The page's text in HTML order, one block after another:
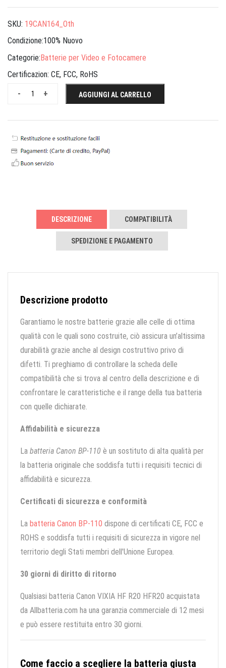
SKU: 19CAN164_Oth
Condizione:100% Nuovo
Categorie:Batterie per Video e Fotocamere
Certificazion: CE, FCC, RoHS
+
- AGGIUNGI AL CARRELLO
DESCRIZIONE COMPATIBILITÀ
SPEDIZIONE E PAGAMENTO
Descrizione prodotto
Garantiamo le nostre batterie grazie alle celle di ottima
qualità con le quali sono costruite, ciò assicura un’altissima
durabilità grazie anche al design costruttivo privo di
difetti. Ti preghiamo di controllare la scheda delle
compatibilità che si trova al centro della descrizione e di
confrontare le caratteristiche e il range della tua batteria
con quelle dichiarate.
Affidabilità e sicurezza
La batteria Canon BP-110 è un sostituto di alta qualità per
la batteria originale che soddisfa tutti i requisiti tecnici di
affidabilità e sicurezza.
Certificati di sicurezza e conformità
La batteria Canon BP-110 dispone di certificati CE, FCC e
ROHS e soddisfa tutti i requisiti di sicurezza in vigore nel
territorio degli Stati membri dell'Unione Europea.
30 giorni di diritto di ritorno
Qualsiasi batteria Canon VIXIA HF R20 HFR20 acquistata
da Allbatteria.com ha una garanzia commerciale di 12 mesi
e può essere restituita entro 30 giorni.
Come faccio a scegliere la batteria giusta